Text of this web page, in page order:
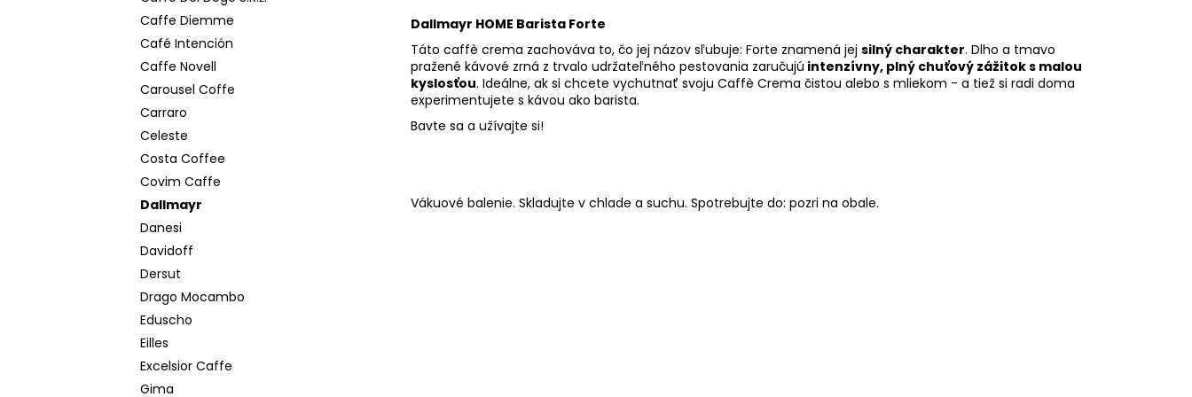
Caffe Diemme
Café Intención
Caffe Novell
Carousel Coffe
Carraro
Celeste
Costa Coffee
Covim Caffe
Dallmayr
Danesi
Davidoff
Dersut
Drago Mocambo
Eduscho
Eilles
Excelsior Caffe
Gima
Dallmayr HOME Barista Forte
Táto caffè crema zachováva to, čo jej názov sľubuje: Forte znamená jej silný charakter. Dlho a tmavo
pražené kávové zrná z trvalo udržateľného pestovania zaručujú intenzívny, plný chuťový zážitok s malou
kyslosťou. Ideálne, ak si chcete vychutnať svoju Caffè Crema čistou alebo s mliekom - a tiež si radi doma
experimentujete s kávou ako barista.
Bavte sa a užívajte si!
Vákuové balenie. Skladujte v chlade a suchu. Spotrebujte do: pozri na obale.